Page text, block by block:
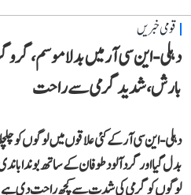
قومی خبریں
دہلی-این سی آر میں بدلا موسم،
بارش، شدید گرمی سے راحت
دہلی-این سی آر کے کئی علاقوں میں لوگوں کو
بدل گیا اور گرد آلود طوفان کے ساتھ بوندا
لوگوں کو گرمی کی شدت سے کچھ راحت دی ہے